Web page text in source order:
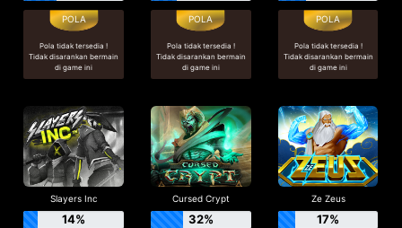
Pola tidak tersedia !
Tidak disarankan bermain
di game ini
Pola tidak tersedia !
Tidak disarankan bermain
di game ini
Pola tidak tersedia !
Tidak disarankan bermain
di game ini
Slayers Inc
14%
Cursed Crypt
32%
Ze Zeus
17%